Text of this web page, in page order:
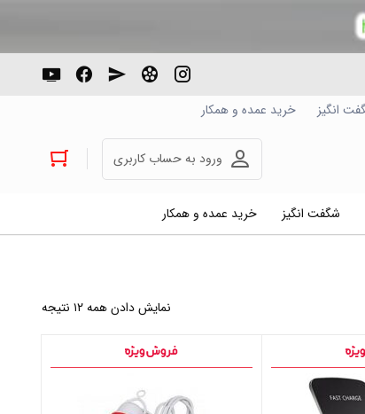
انگیز خرید عمده و همکار
ورود به حساب کاربری
شگفت انگیز خرید عمده و همکار
نمایش دادن همه ۱۲ نتیجه